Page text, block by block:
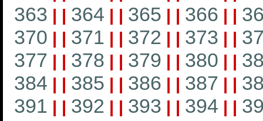
363 | | 364 | | 365 | | 366 | |
370 | | 371 | | 372 | | 373 | |
377 | | 378 | | 379 | | 380 | |
384 | | 385 | | 386 | | 387 | |
391 | | 392 | | 393 | | 394 | |